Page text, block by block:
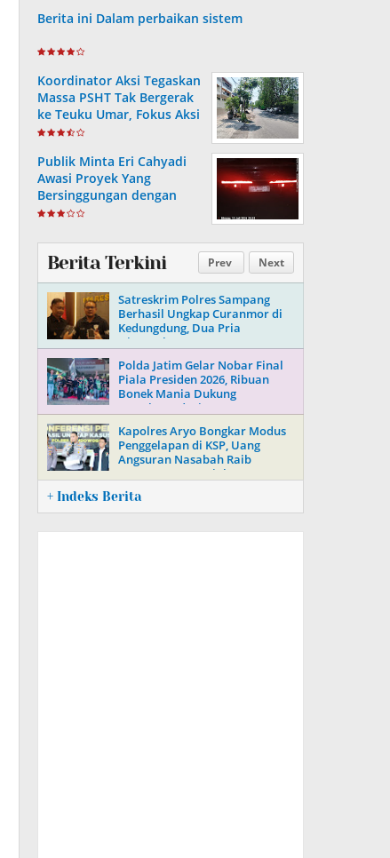
Berita ini Dalam perbaikan sistem
Koordinator Aksi Tegaskan
Massa PSHT Tak Bergerak
ke Teuku Umar, Fokus Aksi
di Polrestabes Surabaya
Publik Minta Eri Cahyadi
Awasi Proyek Yang
Bersinggungan dengan
Aset Telkom di Surabaya
Prev Next
Berita Terkini
Satreskrim Polres Sampang
Berhasil Ungkap Curanmor di
Kedungdung, Dua Pria
Diamankan
Polda Jatim Gelar Nobar Final
Piala Presiden 2026, Ribuan
Bonek Mania Dukung
Persebaya dari Lapangan
Kapolres Aryo Bongkar Modus
Penggelapan di KSP, Uang
Angsuran Nasabah Raib
Ratusan Juta Rupiah
+ Indeks Berita